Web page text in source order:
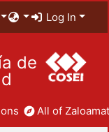
Log In
de
All of